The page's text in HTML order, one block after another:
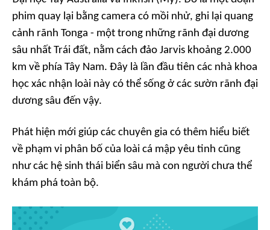
phim quay lại bằng camera có mồi nhử, ghi lại quang
cảnh rãnh Tonga - một trong những rãnh đại dương
sâu nhất Trái đất, nằm cách đảo Jarvis khoảng 2.000
km về phía Tây Nam. Đây là lần đầu tiên các nhà khoa
học xác nhận loài này có thể sống ở các sườn rãnh đại
dương sâu đến vậy.
Phát hiện mới giúp các chuyên gia có thêm hiểu biết
về phạm vi phân bố của loài cá mập yêu tinh cũng
như các hệ sinh thái biển sâu mà con người chưa thể
khám phá toàn bộ.